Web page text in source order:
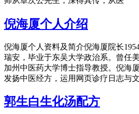
倪海厦个人介绍
倪海厦个人资料及简介倪海厦院长
瑞安，毕业于东吴大学政治系。曾任
加州中医药大学博士指导教授。倪海
发扬中医经方，运用网页诊疗日志与文
郭生白生化汤配方